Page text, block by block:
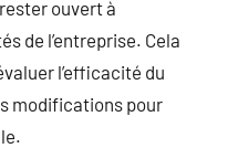
ouvert à
de l’entreprise. Cela
l’efficacité du
modifications pour